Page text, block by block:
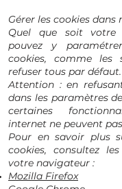
Gérer les cookies
Quel que soit votre
pouvez y
cookies, comme les
refuser tous par défaut.
Attention : en
dans les paramètres
certaines
internet ne peuvent
Pour en savoir plus
cookies, consultez
votre navigateur :
Mozilla Firefox